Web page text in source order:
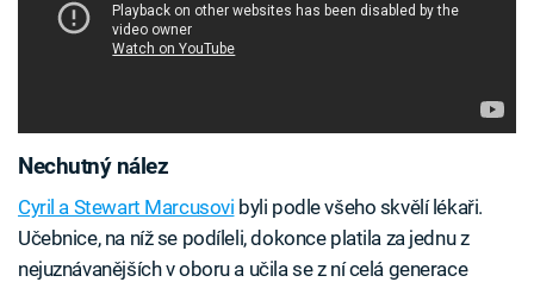
Nechutný nález
Cyril a Stewart Marcusovi byli podle všeho skvělí lékaři.
Učebnice, na níž se podíleli, dokonce platila za jednu z
nejuznávanějších v oboru a učila se z ní celá generace